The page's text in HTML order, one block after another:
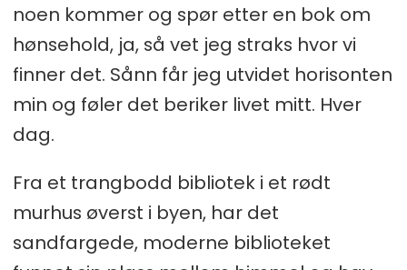
noen kommer og spør etter en bok om
hønsehold, ja, så vet jeg straks hvor vi
finner det. Sånn får jeg utvidet horisonten
min og føler det beriker livet mitt. Hver
dag.
Fra et trangbodd bibliotek i et rødt
murhus øverst i byen, har det
sandfargede, moderne biblioteket